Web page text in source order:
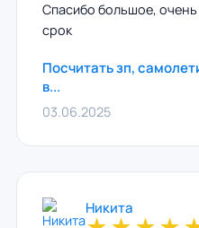
Спасибо большое,
срок
Посчитать зп,
в...
03.06.2025
Никита